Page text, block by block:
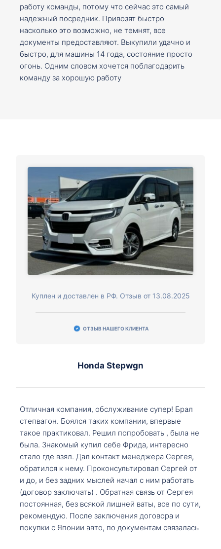
работу команды, потому что сейчас это самый
надежный посредник. Привозят быстро
насколько это возможно, не темнят, все
документы предоставляют. Выкупили удачно и
быстро, для машины 14 года, состояние просто
огонь. Одним словом хочется поблагодарить
команду за хорошую работу
Куплен и доставлен в РФ. Отзыв от 13.08.2025
ОТЗЫВ НАШЕГО КЛИЕНТА
Honda Stepwgn
Отличная компания, обслуживание супер! Брал
степвагон. Боялся таких компании, впервые
такое практиковал. Решил попробовать , была не
была. Знакомый купил себе Фрида, интересно
стало где взял. Дал контакт менеджера Сергея,
обратился к нему. Проконсультировал Сергей от
и до, и без задних мыслей начал с ним работать
(договор заключать) . Обратная связь от Сергея
постоянная, без всякой лишней ваты, все по сути,
рекомендую. После заключения договора и
покупки с Японии авто, по документам связалась